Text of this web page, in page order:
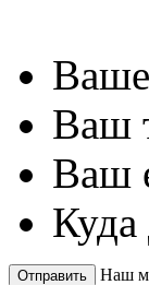
Ваш
Ваш
Куда
Наш